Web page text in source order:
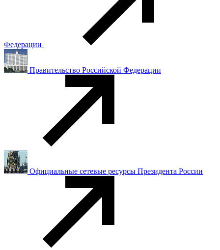
Федерации
Правительство Российской Федерации
Официальные сетевые ресурсы Президента России